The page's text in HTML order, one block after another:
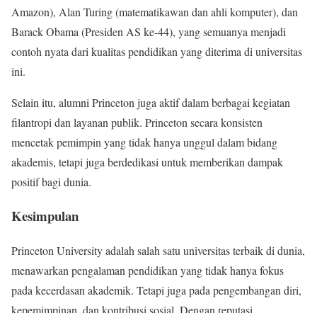
Amazon), Alan Turing (matematikawan dan ahli komputer), dan
Barack Obama (Presiden AS ke-44), yang semuanya menjadi
contoh nyata dari kualitas pendidikan yang diterima di universitas
ini.
Selain itu, alumni Princeton juga aktif dalam berbagai kegiatan
filantropi dan layanan publik. Princeton secara konsisten
mencetak pemimpin yang tidak hanya unggul dalam bidang
akademis, tetapi juga berdedikasi untuk memberikan dampak
positif bagi dunia.
Kesimpulan
Princeton University adalah salah satu universitas terbaik di dunia,
menawarkan pengalaman pendidikan yang tidak hanya fokus
pada kecerdasan akademik. Tetapi juga pada pengembangan diri,
kepemimpinan, dan kontribusi sosial. Dengan reputasi